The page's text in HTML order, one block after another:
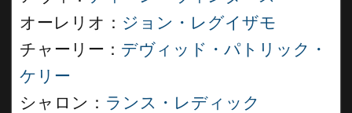
オーレリオ： ジョン・レグイザモ
チャーリー： デヴィッド・パトリック・
ケリー
シャロン： ランス・レディック